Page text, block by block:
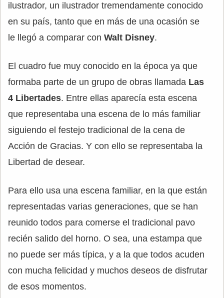
ilustrador, un ilustrador tremendamente conocido
en su país, tanto que en más de una ocasión se
le llegó a comparar con Walt Disney.
El cuadro fue muy conocido en la época ya que
formaba parte de un grupo de obras llamada Las
4 Libertades. Entre ellas aparecía esta escena
que representaba una escena de lo más familiar
siguiendo el festejo tradicional de la cena de
Acción de Gracias. Y con ello se representaba la
Libertad de desear.
Para ello usa una escena familiar, en la que están
representadas varias generaciones, que se han
reunido todos para comerse el tradicional pavo
recién salido del horno. O sea, una estampa que
no puede ser más típica, y a la que todos acuden
con mucha felicidad y muchos deseos de disfrutar
de esos momentos.